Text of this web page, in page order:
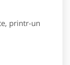
printr-un